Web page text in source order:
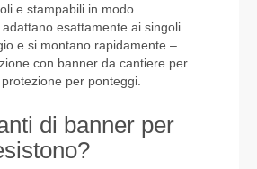
e stampabili in modo
esattamente ai singoli
e si montano rapidamente –
con banner da cantiere per
per ponteggi.
di banner per